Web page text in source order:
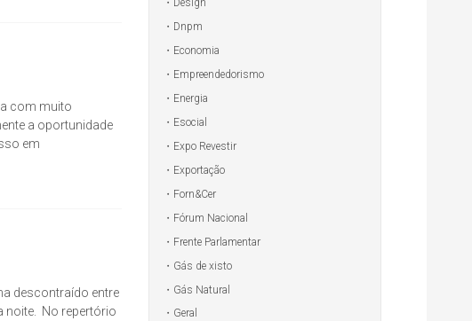
com muito
a oportunidade
em
descontraído entre
noite. No repertório
Dnpm
Economia
Empreendedorismo
Energia
Esocial
Expo Revestir
Exportação
Forn&Cer
Fórum Nacional
Frente Parlamentar
Gás de xisto
Gás Natural
Geral